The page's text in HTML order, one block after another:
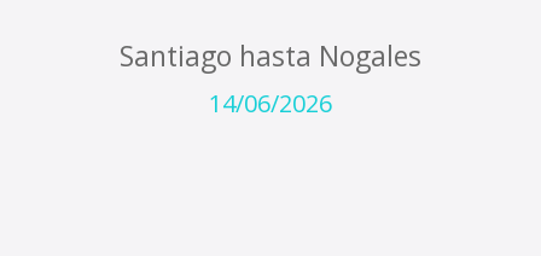
Santiago hasta Nogales
14/06/2026